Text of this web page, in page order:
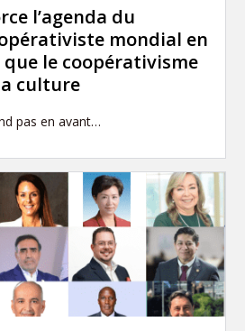
l’agenda du
mondial en
le coopérativisme
culture
pas en avant…